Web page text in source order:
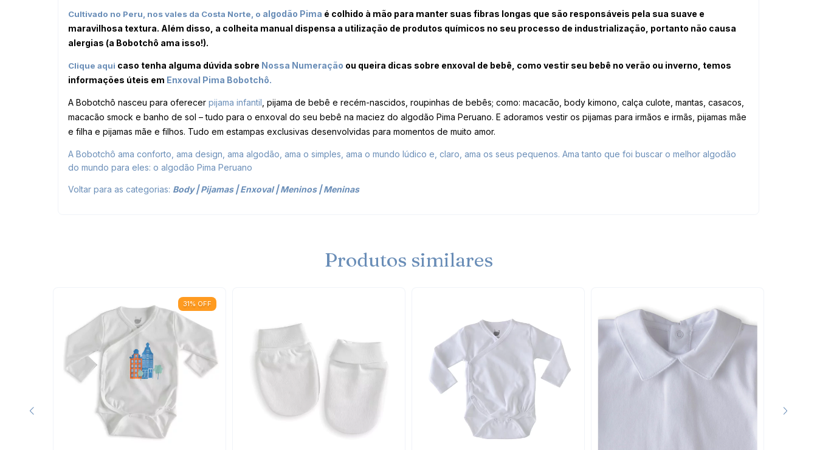
Cultivado no Peru, nos vales da Costa Norte, o algodão Pima é colhido à mão para manter suas fibras longas que são responsáveis pela sua suave e
maravilhosa textura. Além disso, a colheita manual dispensa a utilização de produtos químicos no seu processo de industrialização, portanto não causa
alergias (a Bobotchô ama isso!).
Clique aqui caso tenha alguma dúvida sobre Nossa Numeração ou queira dicas sobre enxoval de bebê, como vestir seu bebê no verão ou inverno, temos
informações úteis em Enxoval Pima Bobotchô.
A Bobotchô nasceu para oferecer pijama infantil , pijama de bebê e recém-nascidos, roupinhas de bebês; como: macacão, body kimono, calça culote, mantas, casacos,
macacão smock e banho de sol – tudo para o enxoval do seu bebê na maciez do algodão Pima Peruano. E adoramos vestir os pijamas para irmãos e irmãs, pijamas mãe
e filha e pijamas mãe e filhos. Tudo em estampas exclusivas desenvolvidas para momentos de muito amor.
A Bobotchô ama conforto, ama design, ama algodão, ama o simples, ama o mundo lúdico e, claro, ama os seus pequenos. Ama tanto que foi buscar o melhor algodão
do mundo para eles: o algodão Pima Peruano
Voltar para as categorias: Body|Pijamas|Enxoval|Meninos|Meninas
Produtos similares
31% OFF